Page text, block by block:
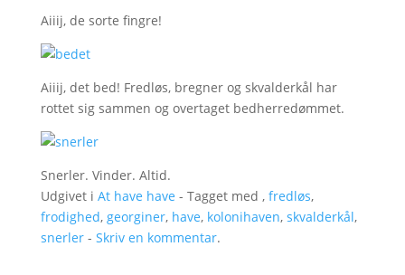
Aiiij, de sorte fingre!
Aiiij, det bed! Fredløs, bregner og skvalderkål har
rottet sig sammen og overtaget bedherredømmet.
Snerler. Vinder. Altid.
Udgivet i At have have - Tagget med , fredløs,
frodighed, georginer, have, kolonihaven, skvalderkål,
snerler- Skriv en kommentar.